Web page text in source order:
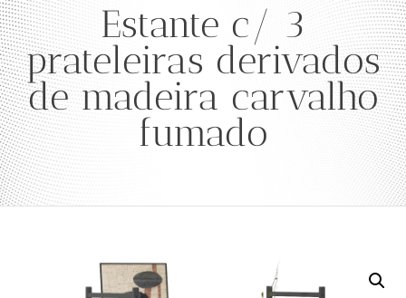
Estante c/ 3
prateleiras derivados
de madeira carvalho
fumado